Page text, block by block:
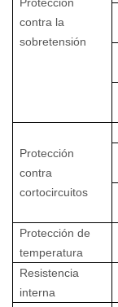
contra la
sobretensión
Protección
contra
cortocircuitos
Protección de
temperatura
Resistencia
interna